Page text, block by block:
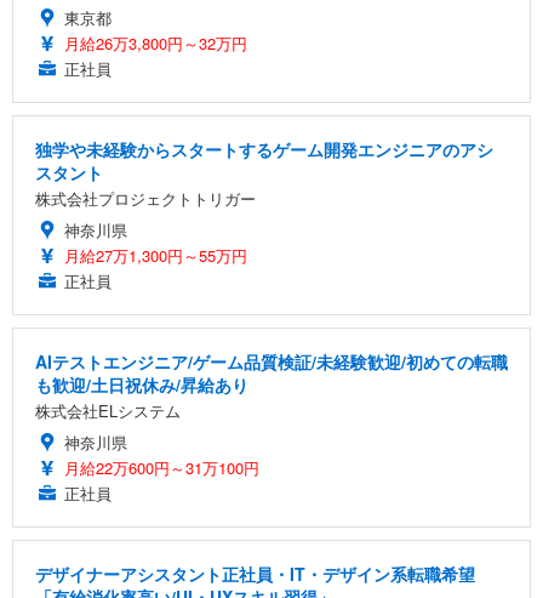
東京都
月給26万3,800円～32万円
正社員
独学や未経験からスタートするゲーム開発エンジニアのアシ
スタント
株式会社プロジェクトトリガー
神奈川県
月給27万1,300円～55万円
正社員
AIテストエンジニア/ゲーム品質検証/未経験歓迎/初めての転職
も歓迎/土日祝休み/昇給あり
株式会社ELシステム
神奈川県
月給22万600円～31万100円
正社員
デザイナーアシスタント正社員・IT・デザイン系転職希望